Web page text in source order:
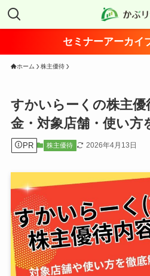
セミナーアーカイ
ホーム 株主優待
すかいらーくの株主優
金・対象店舗・使い方
PR 株主優待 2026年4月13日